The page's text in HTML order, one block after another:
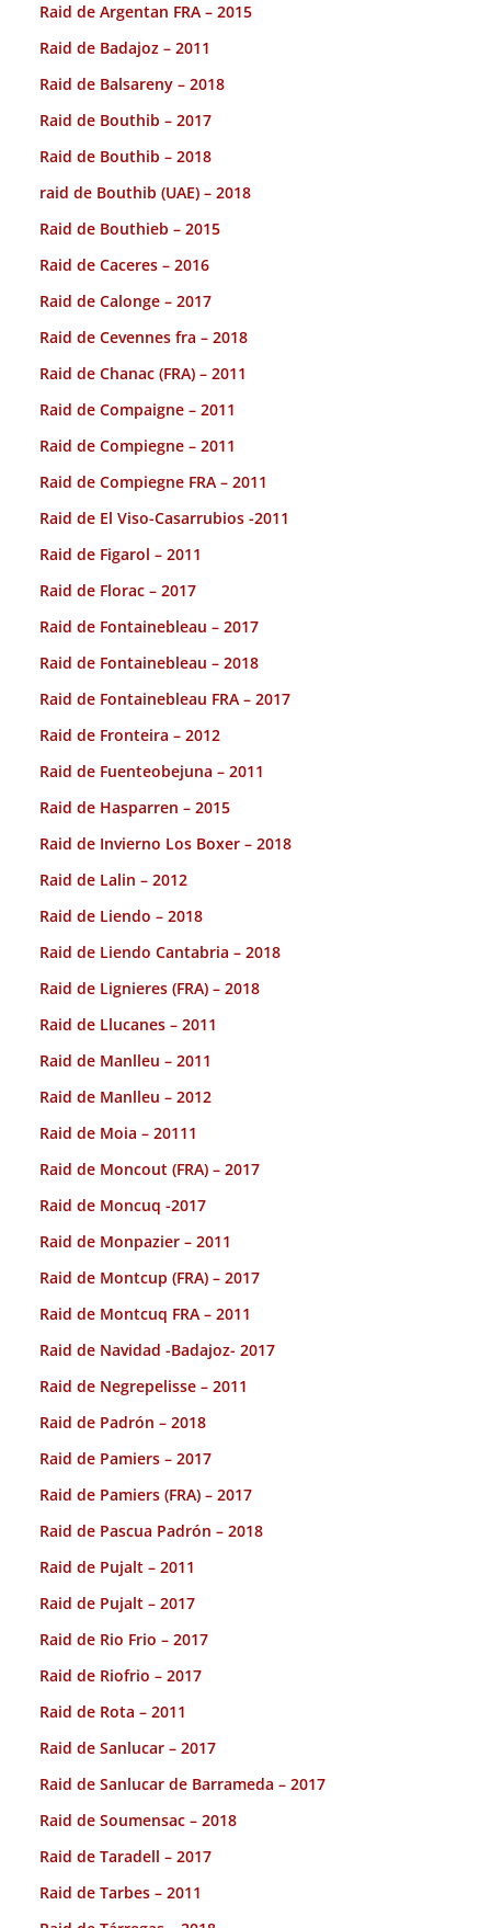
Raid de Argentan FRA – 2015
Raid de Badajoz – 2011
Raid de Balsareny – 2018
Raid de Bouthib – 2017
Raid de Bouthib – 2018
raid de Bouthib (UAE) – 2018
Raid de Bouthieb – 2015
Raid de Caceres – 2016
Raid de Calonge – 2017
Raid de Cevennes fra – 2018
Raid de Chanac (FRA) – 2011
Raid de Compaigne – 2011
Raid de Compiegne – 2011
Raid de Compiegne FRA – 2011
Raid de El Viso-Casarrubios -2011
Raid de Figarol – 2011
Raid de Florac – 2017
Raid de Fontainebleau – 2017
Raid de Fontainebleau – 2018
Raid de Fontainebleau FRA – 2017
Raid de Fronteira – 2012
Raid de Fuenteobejuna – 2011
Raid de Hasparren – 2015
Raid de Invierno Los Boxer – 2018
Raid de Lalin – 2012
Raid de Liendo – 2018
Raid de Liendo Cantabria – 2018
Raid de Lignieres (FRA) – 2018
Raid de Llucanes – 2011
Raid de Manlleu – 2011
Raid de Manlleu – 2012
Raid de Moia – 20111
Raid de Moncout (FRA) – 2017
Raid de Moncuq -2017
Raid de Monpazier – 2011
Raid de Montcup (FRA) – 2017
Raid de Montcuq FRA – 2011
Raid de Navidad -Badajoz- 2017
Raid de Negrepelisse – 2011
Raid de Padrón – 2018
Raid de Pamiers – 2017
Raid de Pamiers (FRA) – 2017
Raid de Pascua Padrón – 2018
Raid de Pujalt – 2011
Raid de Pujalt – 2017
Raid de Rio Frio – 2017
Raid de Riofrio – 2017
Raid de Rota – 2011
Raid de Sanlucar – 2017
Raid de Sanlucar de Barrameda – 2017
Raid de Soumensac – 2018
Raid de Taradell – 2017
Raid de Tarbes – 2011